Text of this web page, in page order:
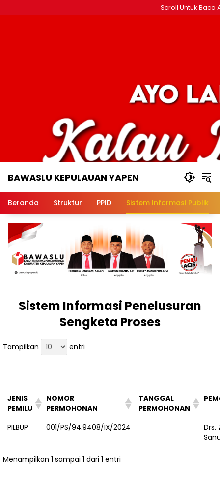
ke
Scroll Untuk Baca
BAWASLU KEPULAUAN YAPEN
Pengawas
Beranda Struktur PPID Sistem Informasi Publik
Sistem Informasi Penelusuran
Sengketa Proses
Tampilkan entri
JENIS
PEMILU
NOMOR
PERMOHONAN
TANGGAL
PERMOHONAN
PILBUP 001/PS/94.9408/IX/2024
Drs.
Menampilkan 1 sampai 1 dari 1 entri